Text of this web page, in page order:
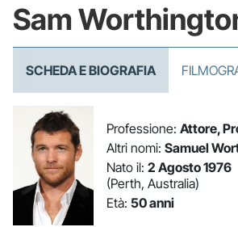
Sam
SCHEDA E BIOGRAFIA
Professione: Attore,
Altri nomi: Samuel
Nato il: 2 Agosto 1976
(Perth, Australia)
Età: 50 anni